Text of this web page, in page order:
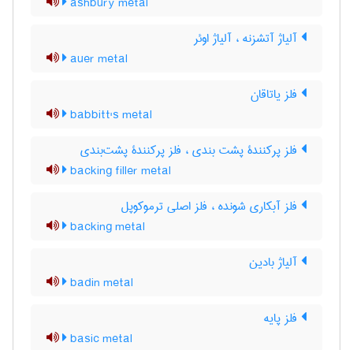
آلیاژ آتشزنه ، آلیاژ اوئر
auer metal
فلز یاتاقان
babbitt's metal
فلز پرکنندۀ پشت بندی ، فلز پرکنندۀ پشت‌بندی
backing filler metal
فلز آبکاری شونده ، فلز اصلی ترموکوپل
backing metal
آلیاژ بادین
badin metal
فلز پایه
basic metal